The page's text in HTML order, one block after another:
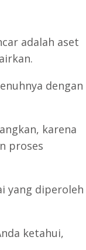
adalah aset
dengan
karena
proses
yang diperoleh
ketahui,